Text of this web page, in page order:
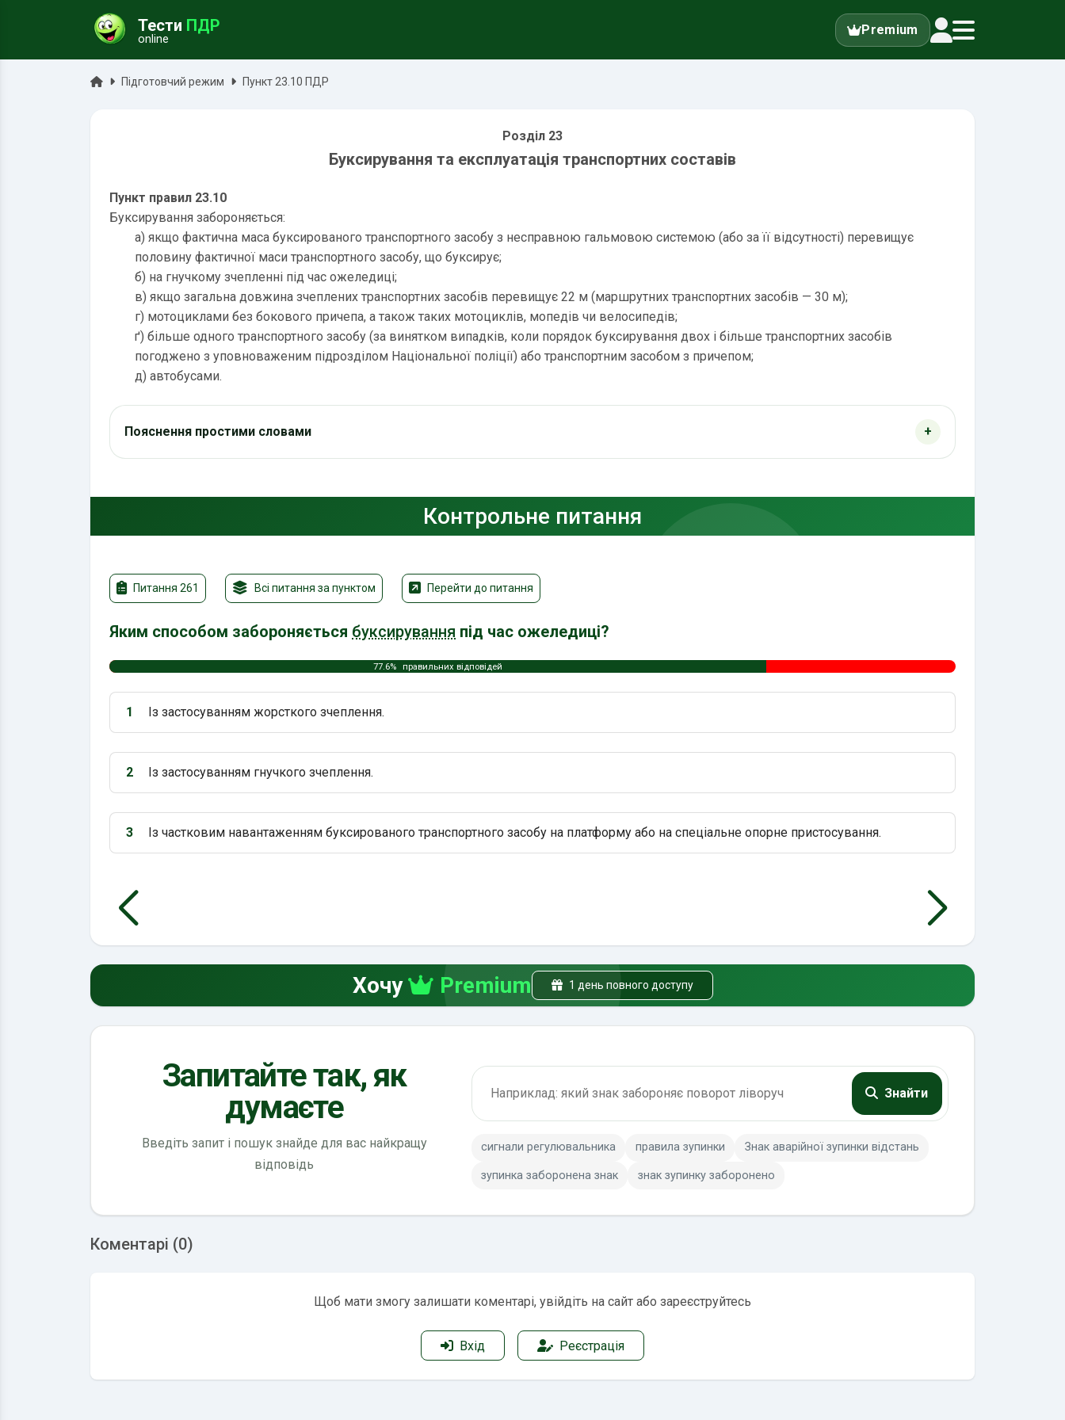
Тести ПДР
online
Premium
ГоловнаПідготовчий режим Пункт 23.10 ПДР
Розділ 23
Буксирування та експлуатація транспортних составів
Пункт правил 23.10
Буксирування забороняється:
a) якщо фактична маса буксированого транспортного засобу з несправною гальмовою системою (або за її відсутності) перевищує
половину фактичної маси транспортного засобу, що буксирує;
б) на гнучкому зчепленні під час ожеледиці;
в) якщо загальна довжина зчеплених транспортних засобів перевищує 22 м (маршрутних транспортних засобів — 30 м);
г) мотоциклами без бокового причепа, а також таких мотоциклів, мопедів чи велосипедів;
ґ) більше одного транспортного засобу (за винятком випадків, коли порядок буксирування двох і більше транспортних засобів
погоджено з уповноваженим підрозділом Національної поліції) або транспортним засобом з причепом;
д) автобусами.
Пояснення простими словами
Контрольне питання
Питання 261 Всі питання за пунктом Перейти до питання
Яким способом забороняється буксирування під час ожеледиці?
77.6% правильних відповідей
Варіант 1:
1 Із застосуванням жорсткого зчеплення.
Варіант 2:
2 Із застосуванням гнучкого зчеплення.
Варіант 3:
3 Із частковим навантаженням буксированого транспортного засобу на платформу або на спеціальне опорне пристосування.
Хочу Premium 1 день повного доступу
Запитайте так, як
думаєте
Введіть запит і пошук знайде для вас найкращу
відповідь
Знайти
сигнали регулювальника правила зупинки Знак аварійної зупинки відстань
зупинка заборонена знак знак зупинку заборонено
Коментарі (0)
Щоб мати змогу залишати коментарі, увійдіть на сайт або зареєструйтесь
Вхід Реєстрація